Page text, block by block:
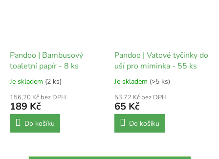
Pandoo | Bambusový
toaletní papír - 8 ks
Je skladem (2 ks)
156,20 Kč bez DPH
189 Kč
Do košíku
Pandoo | Vatové tyčinky do
uší pro miminka - 55 ks
Je skladem (>5 ks)
53,72 Kč bez DPH
65 Kč
Do košíku